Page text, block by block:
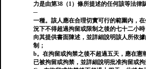
力是由第38（1）條所提述的任何該等法律
─
一種。該人應在合理切實可行的範圍內，
況下不得超過拘留或限制之後的七十二小
向其提供書面陳述，並詳細說明該人所依
制；
b。在拘留或拘禁之後不超過五天，應在憲
已被拘留或拘禁，並詳細說明批准拘留或拘